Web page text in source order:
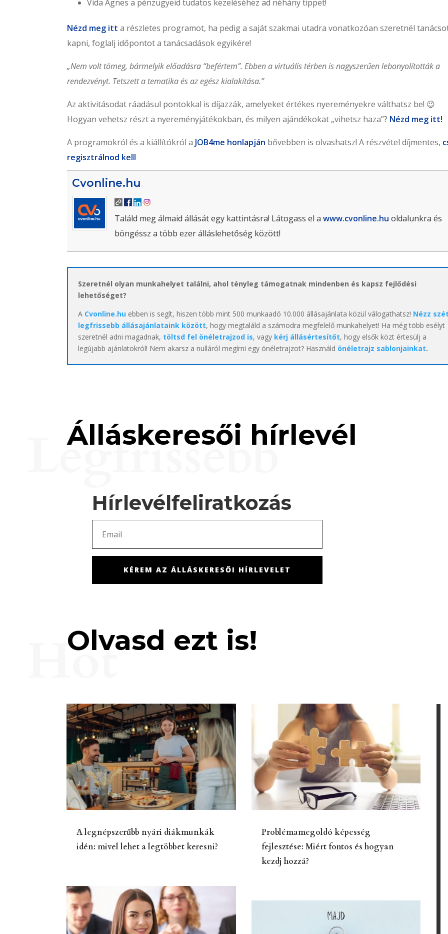
Vida Ágnes a pénzügyeid tudatos kezeléséhez ad néhány tippet!
Nézd meg itt a részletes programot, ha pedig a saját szakmai utadra vonatkozóan szeretnél
kapni, foglalj időpontot a tanácsadások egyikére!
„Nem volt tömeg, bármelyik előadásra “befértem”. Ebben a virtuális térben is nagyszerűen lebonyolították a
rendezvényt. Tetszett a tematika és az egész kialakítása.”
Az aktivitásodat ráadásul pontokkal is díjazzák, amelyeket értékes nyereményekre válthatsz be! 😉
Hogyan vehetsz részt a nyereményjátékokban, és milyen ajándékokat „vihetsz haza”? Nézd meg itt!
A programokról és a kiállítókról a JOB4me honlapján bővebben is olvashatsz! A részvétel díjmentes,
regisztrálnod kell!
Cvonline.hu
Találd meg álmaid állását egy kattintásra! Látogass el awww.cvonline.hu oldalunkra és
böngéssz a több ezer álláslehetőség között!
Szeretnél olyan munkahelyet találni, ahol tényleg támogatnak mindenben és kapsz fejlődési
lehetőséget?
A Cvonline.hu ebben is segít, hiszen több mint 500 munkaadó 10.000 állásajánlata közül válogathatsz! Nézz
legfrissebb állásajánlataink között, hogy megtaláld a számodra megfelelő munkahelyet! Ha még több esélyt
szeretnél adni magadnak, töltsd fel önéletrajzod is, vagy kérj állásértesítőt, hogy elsők közt értesülj a
legújabb ajánlatokról! Nem akarsz a nulláról megírni egy önéletrajzot? Használd önéletrajz sablonjainkat.
Álláskeresői hírlevél
Legfrissebb
Hírlevélfeliratkozás
KÉREM AZ ÁLLÁSKERESŐI HÍRLEVELET
Olvasd ezt is!
Hot
A legnépszerűbb nyári diákmunkák
idén: mivel lehet a legtöbbet keresni?
Problémamegoldó képesség
fejlesztése: Miért fontos és hogyan
kezdj hozzá?